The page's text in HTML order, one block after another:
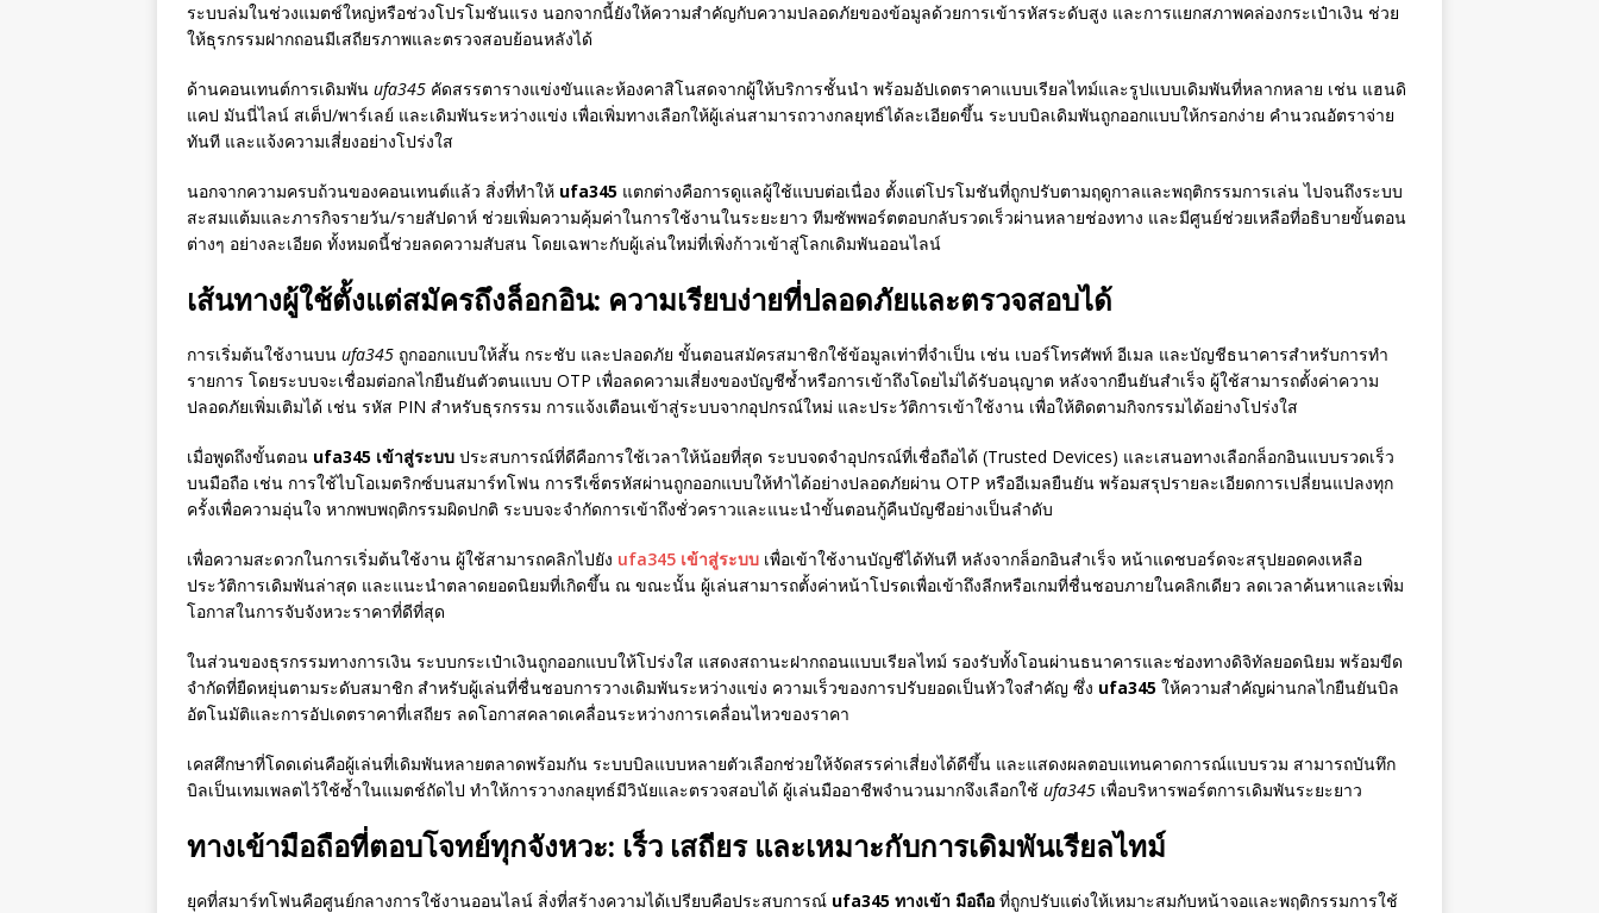
ระบบล่มในช่วงแมตช์ใหญ่หรือช่วงโปรโมชันแรง นอกจากนี้ยังให้ความสำคัญกับความปลอดภัยของข้อมูลด้วยการเข้ารหัสระดับสูง และการแยกสภาพคล่องกระเป๋าเงิน ช่วย
ให้ธุรกรรมฝากถอนมีเสถียรภาพและตรวจสอบย้อนหลังได้
ด้านคอนเทนต์การเดิมพัน ufa345 คัดสรรตารางแข่งขันและห้องคาสิโนสดจากผู้ให้บริการชั้นนำ พร้อมอัปเดตราคาแบบเรียลไทม์และรูปแบบเดิมพันที่หลากหลาย เช่น แฮนดิ
แคป มันนี่ไลน์ สเต็ป/พาร์เลย์ และเดิมพันระหว่างแข่ง เพื่อเพิ่มทางเลือกให้ผู้เล่นสามารถวางกลยุทธ์ได้ละเอียดขึ้น ระบบบิลเดิมพันถูกออกแบบให้กรอกง่าย คำนวณอัตราจ่าย
ทันที และแจ้งความเสี่ยงอย่างโปร่งใส
นอกจากความครบถ้วนของคอนเทนต์แล้ว สิ่งที่ทำให้ ufa345 แตกต่างคือการดูแลผู้ใช้แบบต่อเนื่อง ตั้งแต่โปรโมชันที่ถูกปรับตามฤดูกาลและพฤติกรรมการเล่น ไปจนถึงระบบ
สะสมแต้มและภารกิจรายวัน/รายสัปดาห์ ช่วยเพิ่มความคุ้มค่าในการใช้งานในระยะยาว ทีมซัพพอร์ตตอบกลับรวดเร็วผ่านหลายช่องทาง และมีศูนย์ช่วยเหลือที่อธิบายขั้นตอน
ต่างๆ อย่างละเอียด ทั้งหมดนี้ช่วยลดความสับสน โดยเฉพาะกับผู้เล่นใหม่ที่เพิ่งก้าวเข้าสู่โลกเดิมพันออนไลน์
เส้นทางผู้ใช้ตั้งแต่สมัครถึงล็อกอิน: ความเรียบง่ายที่ปลอดภัยและตรวจสอบได้
การเริ่มต้นใช้งานบน ufa345 ถูกออกแบบให้สั้น กระชับ และปลอดภัย ขั้นตอนสมัครสมาชิกใช้ข้อมูลเท่าที่จำเป็น เช่น เบอร์โทรศัพท์ อีเมล และบัญชีธนาคารสำหรับการทำ
รายการ โดยระบบจะเชื่อมต่อกลไกยืนยันตัวตนแบบ OTP เพื่อลดความเสี่ยงของบัญชีซ้ำหรือการเข้าถึงโดยไม่ได้รับอนุญาต หลังจากยืนยันสำเร็จ ผู้ใช้สามารถตั้งค่าความ
ปลอดภัยเพิ่มเติมได้ เช่น รหัส PIN สำหรับธุรกรรม การแจ้งเตือนเข้าสู่ระบบจากอุปกรณ์ใหม่ และประวัติการเข้าใช้งาน เพื่อให้ติดตามกิจกรรมได้อย่างโปร่งใส
เมื่อพูดถึงขั้นตอน ufa345 เข้าสู่ระบบ ประสบการณ์ที่ดีคือการใช้เวลาให้น้อยที่สุด ระบบจดจำอุปกรณ์ที่เชื่อถือได้ (Trusted Devices) และเสนอทางเลือกล็อกอินแบบรวดเร็ว
บนมือถือ เช่น การใช้ไบโอเมตริกซ์บนสมาร์ทโฟน การรีเซ็ตรหัสผ่านถูกออกแบบให้ทำได้อย่างปลอดภัยผ่าน OTP หรืออีเมลยืนยัน พร้อมสรุปรายละเอียดการเปลี่ยนแปลงทุก
ครั้งเพื่อความอุ่นใจ หากพบพฤติกรรมผิดปกติ ระบบจะจำกัดการเข้าถึงชั่วคราวและแนะนำขั้นตอนกู้คืนบัญชีอย่างเป็นลำดับ
เพื่อความสะดวกในการเริ่มต้นใช้งาน ผู้ใช้สามารถคลิกไปยัง ufa345 เข้าสู่ระบบ เพื่อเข้าใช้งานบัญชีได้ทันที หลังจากล็อกอินสำเร็จ หน้าแดชบอร์ดจะสรุปยอดคงเหลือ
ประวัติการเดิมพันล่าสุด และแนะนำตลาดยอดนิยมที่เกิดขึ้น ณ ขณะนั้น ผู้เล่นสามารถตั้งค่าหน้าโปรดเพื่อเข้าถึงลีกหรือเกมที่ชื่นชอบภายในคลิกเดียว ลดเวลาค้นหาและเพิ่ม
โอกาสในการจับจังหวะราคาที่ดีที่สุด
ในส่วนของธุรกรรมทางการเงิน ระบบกระเป๋าเงินถูกออกแบบให้โปร่งใส แสดงสถานะฝากถอนแบบเรียลไทม์ รองรับทั้งโอนผ่านธนาคารและช่องทางดิจิทัลยอดนิยม พร้อมขีด
จำกัดที่ยืดหยุ่นตามระดับสมาชิก สำหรับผู้เล่นที่ชื่นชอบการวางเดิมพันระหว่างแข่ง ความเร็วของการปรับยอดเป็นหัวใจสำคัญ ซึ่ง ufa345 ให้ความสำคัญผ่านกลไกยืนยันบิล
อัตโนมัติและการอัปเดตราคาที่เสถียร ลดโอกาสคลาดเคลื่อนระหว่างการเคลื่อนไหวของราคา
เคสศึกษาที่โดดเด่นคือผู้เล่นที่เดิมพันหลายตลาดพร้อมกัน ระบบบิลแบบหลายตัวเลือกช่วยให้จัดสรรค่าเสี่ยงได้ดีขึ้น และแสดงผลตอบแทนคาดการณ์แบบรวม สามารถบันทึก
บิลเป็นเทมเพลตไว้ใช้ซ้ำในแมตช์ถัดไป ทำให้การวางกลยุทธ์มีวินัยและตรวจสอบได้ ผู้เล่นมืออาชีพจำนวนมากจึงเลือกใช้ ufa345 เพื่อบริหารพอร์ตการเดิมพันระยะยาว
ทางเข้ามือถือที่ตอบโจทย์ทุกจังหวะ: เร็ว เสถียร และเหมาะกับการเดิมพันเรียลไทม์
ยุคที่สมาร์ทโฟนคือศูนย์กลางการใช้งานออนไลน์ สิ่งที่สร้างความได้เปรียบคือประสบการณ์ ufa345 ทางเข้า มือถือ ที่ถูกปรับแต่งให้เหมาะสมกับหน้าจอและพฤติกรรมการใช้